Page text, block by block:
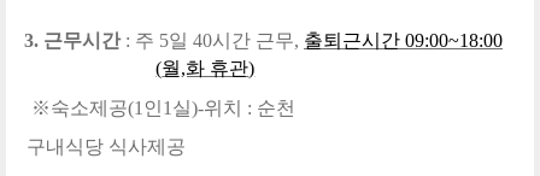
3. 근무시간 : 주 5일 40시간 근무, 출퇴근시간 09:00~18:00
(월,화 휴관)
※숙소제공(1인1실)-위치 : 순천
구내식당 식사제공